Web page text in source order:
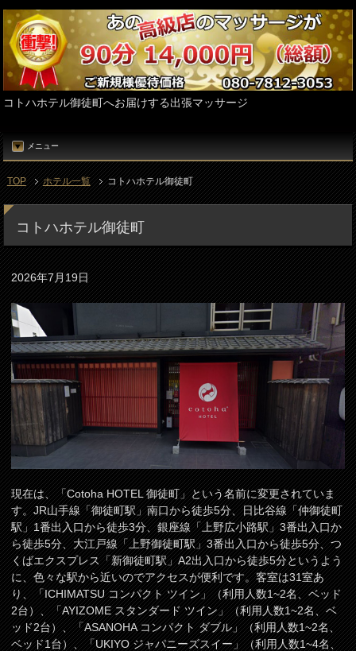
コトハホテル御徒町へお届けする出張マッサージ
メニュー
TOP ホテル一覧 コトハホテル御徒町
コトハホテル御徒町
2026年7月19日
現在は、「Cotoha HOTEL 御徒町」という名前に変更されていま
す。JR山手線「御徒町駅」南口から徒歩5分、日比谷線「仲御徒町
駅」1番出入口から徒歩3分、銀座線「上野広小路駅」3番出入口か
ら徒歩5分、大江戸線「上野御徒町駅」3番出入口から徒歩5分、つ
くばエクスプレス「新御徒町駅」A2出入口から徒歩5分というよう
に、色々な駅から近いのでアクセスが便利です。客室は31室あ
り、「ICHIMATSU コンパクト ツイン」（利用人数1~2名、ベッド
2台）、「AYIZOME スタンダード ツイン」（利用人数1~2名、ベ
ッド2台）、「ASANOHA コンパクト ダブル」（利用人数1~2名、
ベッド1台）、「UKIYO ジャパニーズスイー」（利用人数1~4名、